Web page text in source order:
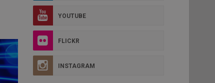
YOUTUBE
FLICKR
INSTAGRAM